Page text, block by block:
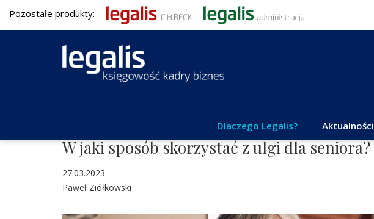
Pozostałe produkty:
Dlaczego Legalis? Aktualności
W jaki sposób skorzystać z ulgi dla seniora?
27.03.2023
Paweł Ziółkowski